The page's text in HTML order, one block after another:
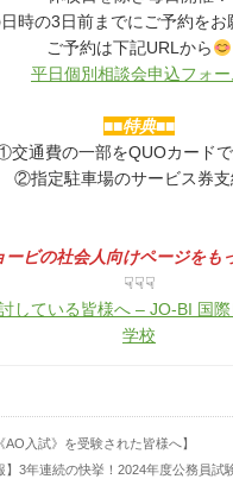
時の3日前までにご予約をお
ご予約は下記URLから
平日個別相談会申込フォー
■■特典■■
交通費の一部をQUOカードで
②指定駐車場のサービス券支
ービの社会人向けページをも
☟☟☟
している皆様へ – JO-BI 国
学校
AO入試》を受験された皆様へ】
】3年連続の快挙！2024年度公務員試